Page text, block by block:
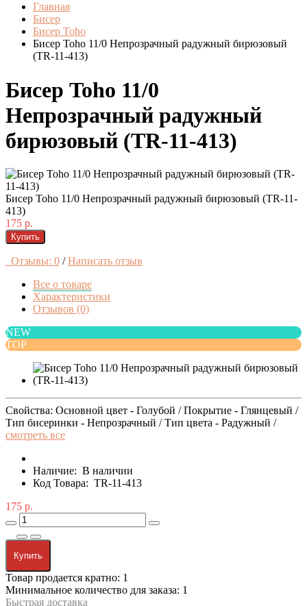
Главная
Бисер
Бисер Toho
Бисер Toho 11/0 Непрозрачный радужный бирюзовый
(TR-11-413)
Бисер Toho 11/0
Непрозрачный радужный
бирюзовый (TR-11-413)
Бисер Toho 11/0 Непрозрачный радужный бирюзовый (TR-11-
413)
175 р.
Купить
Отзывы: 0 / Написать отзыв
Все о товаре
Характеристики
Отзывов (0)
NEW
TOP
Свойства: Основной цвет - Голубой / Покрытие - Глянцевый /
Тип бисеринки - Непрозрачный / Тип цвета - Радужный /
смотреть все
Наличие: В наличии
Код Товара: TR-11-413
175 р.
Купить
Товар продается кратно: 1
Минимальное количество для заказа: 1
Быстрая доставка